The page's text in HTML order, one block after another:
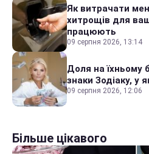
Як витрачати
хитрощів для
працюють
09 серпня 2026, 13:14
Доля на їхньому
знаки Зодіаку, у
09 серпня 2026, 12:06
Більше цікавого